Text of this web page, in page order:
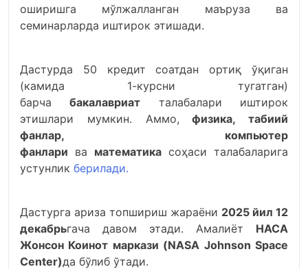
оширишга мўлжалланган маъруза ва
семинарларда иштирок этишади.
Дастурда 50 кредит соатдан ортиқ ўқиган
(камида 1-курсни тугатган)
барчабакалавриат талабалари иштирок
этишлари мумкин. Аммо, физика, табиий
фанлар, компьютер
фанлари ва математика соҳаси талабаларига
устунлик берилади.
Дастурга ариза топшириш жараёни 2025 йил 12
декабрьгача давом этади. Амалиёт НАСА
Жонсон Коинот маркази (NASA Johnson Space
Center)да бўлиб ўтади.